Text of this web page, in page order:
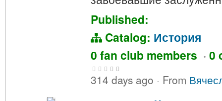
Published:
Catalog: История
0 fan club members · 0
314 days ago · From